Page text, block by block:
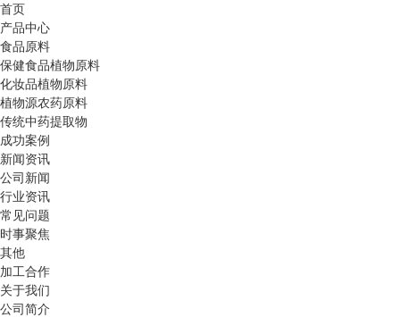
首页
产品中心
食品原料
保健食品植物原料
化妆品植物原料
植物源农药原料
传统中药提取物
成功案例
新闻资讯
公司新闻
行业资讯
常见问题
时事聚焦
其他
加工合作
关于我们
公司简介